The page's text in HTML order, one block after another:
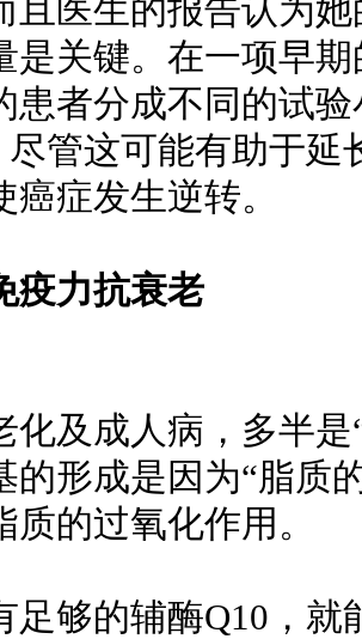
且医生的报告认为
是关键。在一项早
患者分成不同的试
尽管这可能有助于
癌症发生逆转。
疫力抗衰老
化及成人病，多半是
的形成是因为“脂质
质的过氧化作用。
足够的辅酶Q10，